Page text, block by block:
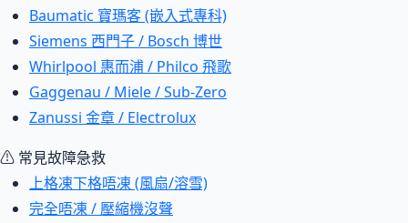
Baumatic 寶瑪客 (嵌入式專科)
Siemens 西門子 / Bosch 博世
Whirlpool 惠而浦 / Philco 飛歌
Gaggenau / Miele / Sub-Zero
Zanussi 金章 / Electrolux
⚠ 常見故障急救
上格凍下格唔凍 (風扇/溶雪)
完全唔凍 / 壓縮機沒聲